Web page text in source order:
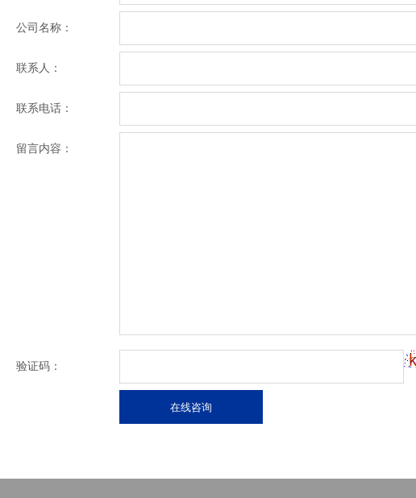
公司名称：
联系人：
联系电话：
留言内容：
验证码：